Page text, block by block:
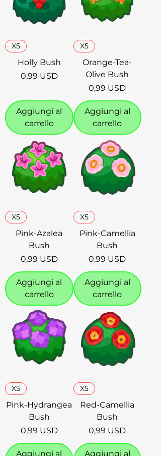
X5
Holly Bush
Prezzo
0,99 USD
Aggiungi al
carrello
X5
Orange-Tea-
Olive Bush
Prezzo
0,99 USD
Aggiungi al
carrello
X5
Pink-Azalea
Bush
Prezzo
0,99 USD
Aggiungi al
carrello
X5
Pink-Camellia
Bush
Prezzo
0,99 USD
Aggiungi al
carrello
X5
Pink-Hydrangea
Bush
Prezzo
0,99 USD
Aggiungi al
X5
Red-Camellia
Bush
Prezzo
0,99 USD
Aggiungi al